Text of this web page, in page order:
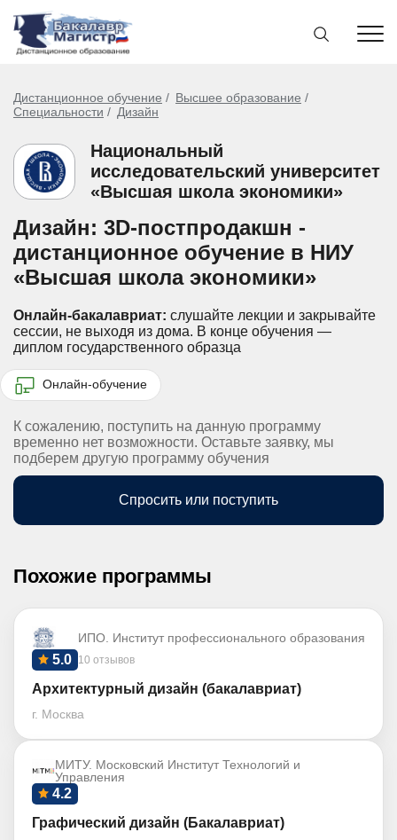
Дистанционное обучение
Высшее образование
Специальности
Дизайн
Национальный
исследовательский университет
«Высшая школа экономики»
Дизайн: 3D-постпродакшн -
дистанционное обучение в НИУ
«Высшая школа экономики»
Онлайн-бакалавриат: слушайте лекции и закрывайте
сессии, не выходя из дома. В конце обучения —
диплом государственного образца
Онлайн-обучение
К сожалению, поступить на данную программу
временно нет возможности. Оставьте заявку, мы
подберем другую программу обучения
Спросить или поступить
Похожие программы
ИПО. Институт профессионального образования
10 отзывов
5.0
Архитектурный дизайн (бакалавриат)
г. Москва
МИТУ. Московский Институт Технологий и
Управления
4.2
Графический дизайн (Бакалавриат)